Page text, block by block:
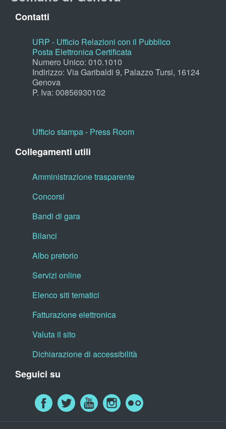
Contatti
URP - Ufficio Relazioni con il Pubblico
Posta Elettronica Certificata
Numero Unico: 010.1010
Indirizzo: Via Garibaldi 9, Palazzo Tursi, 16124
Genova
P. Iva: 00856930102
Ufficio stampa - Press Room
Collegamenti utili
Amministrazione trasparente
Concorsi
Bandi di gara
Bilanci
Albo pretorio
Servizi online
Elenco siti tematici
Fatturazione elettronica
Valuta il sito
Dichiarazione di accessibilità
Seguici su